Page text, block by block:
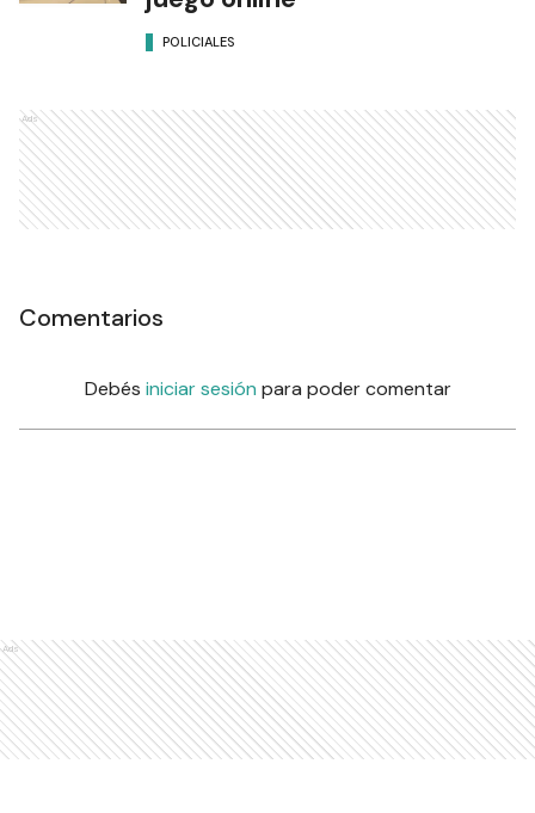
POLICIALES
Ads
Comentarios
Debés iniciar sesión para poder comentar
Ads